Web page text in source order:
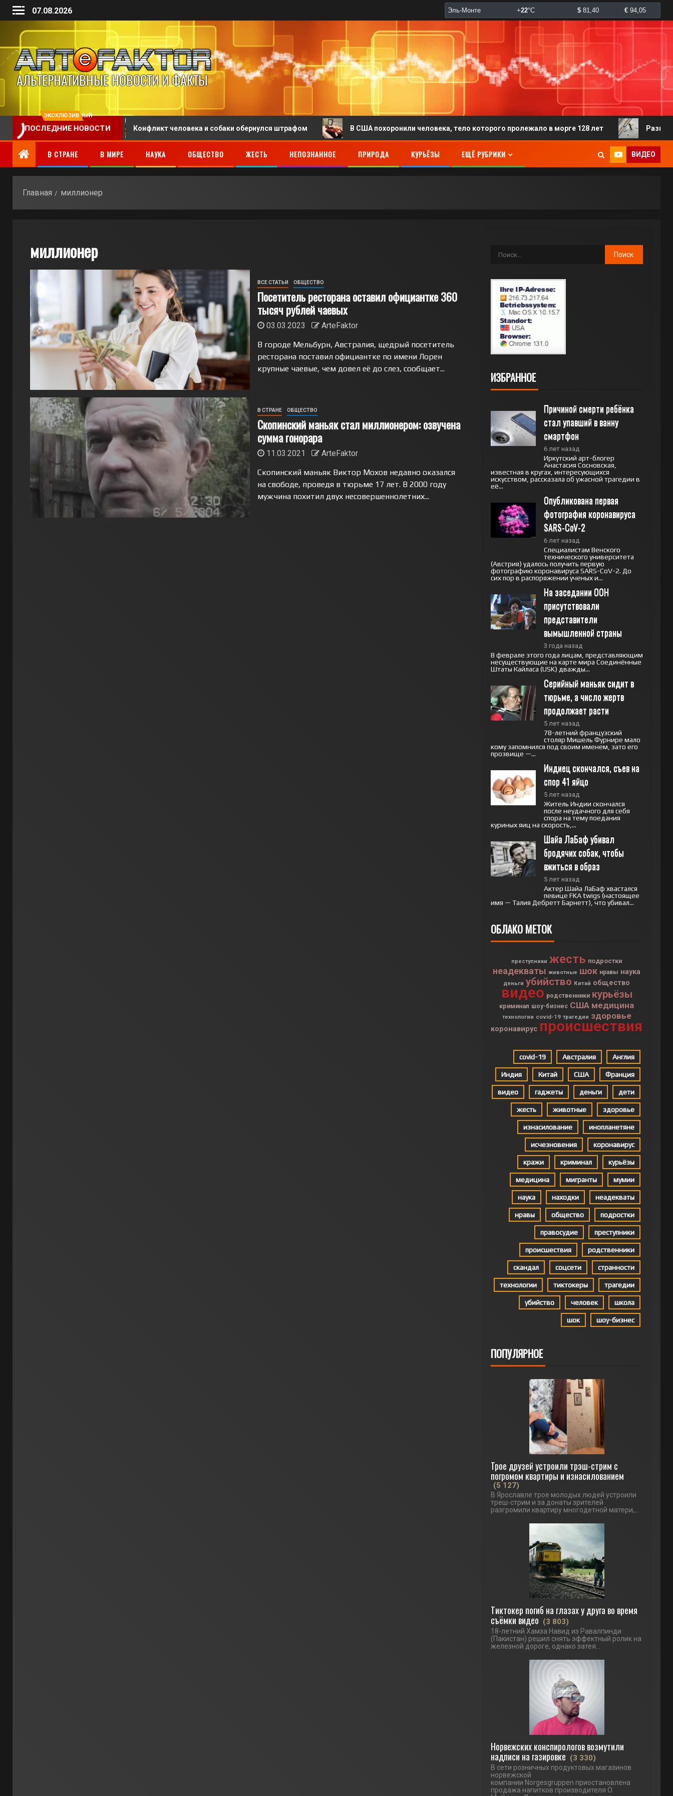
07.08.2026
ЭКСКЛЮЗИВНЫЙ
ПОСЛЕДНИЕ НОВОСТИ
отпуска Конфликт человека и собаки обернулся штрафом В США похоронили человека, тело которого пролежало в морге 128 лет Разгневанная
В СТРАНЕ В МИРЕ НАУКА ОБЩЕСТВО ЖЕСТЬ НЕПОЗНАННОЕ ПРИРОДА КУРЬЁЗЫ ЕЩЁ РУБРИКИ ВИДЕО
Главная миллионер
миллионер
ВСЕ СТАТЬИ ОБЩЕСТВО
Посетитель ресторана оставил официантке 360
тысяч рублей чаевых
03.03.2023
ArteFaktor
В городе Мельбурн, Австралия, щедрый посетитель
ресторана поставил официантке по имени Лорен
крупные чаевые, чем довел её до слез, сообщает...
В СТРАНЕ ОБЩЕСТВО
Скопинский маньяк стал миллионером: озвучена
сумма гонорара
11.03.2021
ArteFaktor
Скопинский маньяк Виктор Мохов недавно оказался
на свободе, проведя в тюрьме 17 лет. В 2000 году
мужчина похитил двух несовершеннолетних...
ИЗБРАННОЕ
Причиной смерти ребёнка
стал упавший в ванну
смартфон
6 лет назад
Иркутский арт-блогер
Анастасия Сосновская,
известная в кругах, интересующихся
искусством, рассказала об ужасной трагедии в
её...
Опубликована первая
фотография коронавируса
SARS-CoV-2
6 лет назад
Специалистам Венского
технического университета
(Австрия) удалось получить первую
фотографию коронавируса SARS-CoV-2. До
сих пор в распоряжении ученых и...
На заседании ООН
присутствовали
представители
вымышленной страны
3 года назад
В феврале этого года лицам, представляющим
несуществующие на карте мира Соединённые
Штаты Кайласа (USK) дважды...
Серийный маньяк сидит в
тюрьме, а число жертв
продолжает расти
5 лет назад
78-летний французский
столяр Мишель Фурнире мало
кому запомнился под своим именем, зато его
прозвище —...
Индиец скончался, съев на
спор 41 яйцо
5 лет назад
Житель Индии скончался
после неудачного для себя
спора на тему поедания
куриных яиц на скорость,...
Шайа ЛаБаф убивал
бродячих собак, чтобы
вжиться в образ
5 лет назад
Актер Шайа ЛаБаф хвастался
певице FKA twigs (настоящее
имя — Талия Дебретт Барнетт), что убивал...
ОБЛАКО МЕТОК
преступники жесть подростки
неадекваты животные шок нравы наука
деньги убийство Китай общество
видео родственники курьёзы
криминал шоу-бизнес США медицина
технологии covid-19 трагедии здоровье
коронавирус происшествия
covid-19 Австралия Англия
Индия Китай США Франция
видео гаджеты деньги дети
жесть животные здоровье
изнасилование инопланетяне
исчезновения коронавирус
кражи криминал курьёзы
медицина мигранты мумии
наука находки неадекваты
нравы общество подростки
правосудие преступники
происшествия родственники
скандал соцсети странности
технологии тиктокеры трагедии
убийство человек школа
шок шоу-бизнес
ПОПУЛЯРНОЕ
Трое друзей устроили трэш-стрим с
погромом квартиры и изнасилованием
(5 127)
В Ярославле трое молодых людей устроили
треш-стрим и за донаты зрителей
разгромили квартиру многодетной матери,...
Тиктокер погиб на глазах у друга во время
съёмки видео (3 803)
18-летний Хамза Навид из Равалпинди
(Пакистан) решил снять эффектный ролик на
железной дороге, однако затея...
Норвежских конспирологов возмутили
надписи на газировке (3 330)
В сети розничных продуктовых магазинов
норвежской
компании Norgesgruppen приостановлена
продажа напитков производителя O.